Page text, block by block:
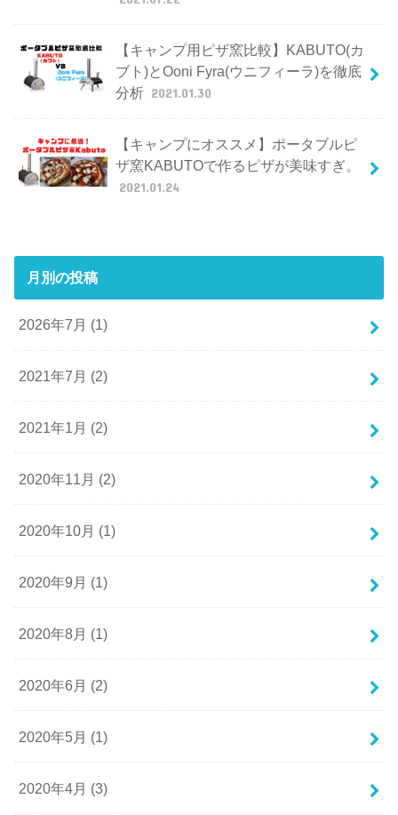
【キャンプ用ピザ窯比較】KABUTO(カ
ブト)とOoni Fyra(ウニフィーラ)を徹底
分析 2021.01.30
【キャンプにオススメ】ポータブルピ
ザ窯KABUTOで作るピザが美味すぎ。
2021.01.24
月別の投稿
2026年7月 (1)
2021年7月 (2)
2021年1月 (2)
2020年11月 (2)
2020年10月 (1)
2020年9月 (1)
2020年8月 (1)
2020年6月 (2)
2020年5月 (1)
2020年4月 (3)